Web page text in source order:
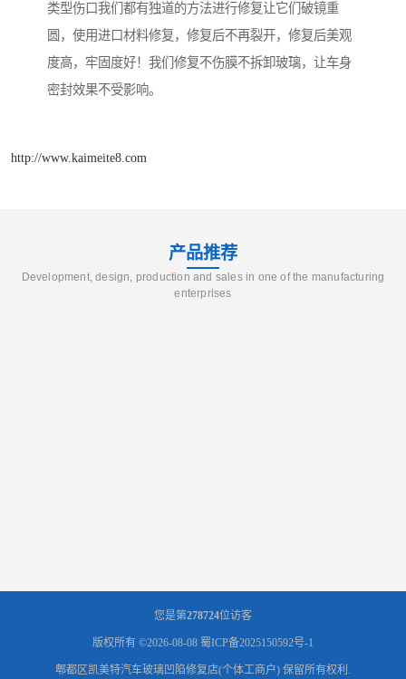
类型伤口我们都有独道的方法进行修复让它们破镜重
圆，使用进口材料修复，修复后不再裂开，修复后美观
度高，牢固度好！我们修复不伤膜不拆卸玻璃，让车身
密封效果不受影响。
http://www.kaimeite8.com
产品推荐
Development, design, production and sales in one of the manufacturing
enterprises
您是第278724位访客
版权所有 ©2026-08-08 蜀ICP备2025150592号-1
郫都区凯美特汽车玻璃凹陷修复店(个体工商户) 保留所有权利.